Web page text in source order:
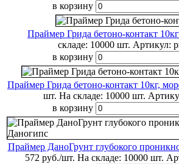
в корзину
Праймер Грида бетоно-контакт 10кг
складе: 10000 шт. Артикул:
в корзину
Праймер Грида бетоно-контакт 10кг,
шт. На складе: 10000 шт.
в корзину
Праймер ДаноГрунт глубокого
572 руб./шт. На складе: 10000 шт.